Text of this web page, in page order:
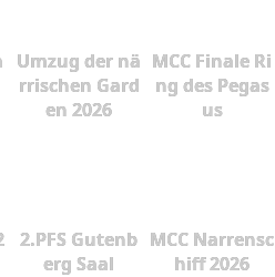
Umzug der nä
rrischen Gard
en 2026
MCC Finale Ri
ng des Pegas
us
2.PFS Gutenb
erg Saal
MCC Narrensc
hiff 2026